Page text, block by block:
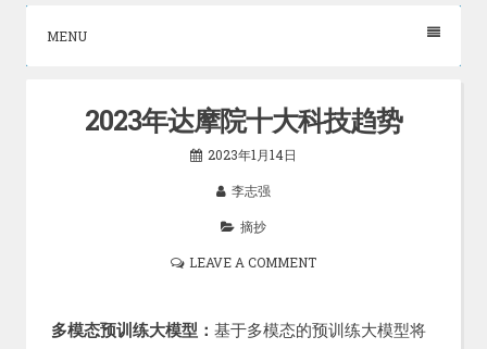
MENU
2023年达摩院十大科技趋势
2023年1月14日
李志强
摘抄
LEAVE A COMMENT
多模态预训练大模型： 基于多模态的预训练大模型将